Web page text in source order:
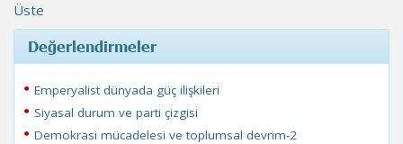
Üste
Değerlendirmeler
Emperyalist dünyada güç ilişkileri
Siyasal durum ve parti çizgisi
Demokrasi mücadelesi ve toplumsal devrim-2